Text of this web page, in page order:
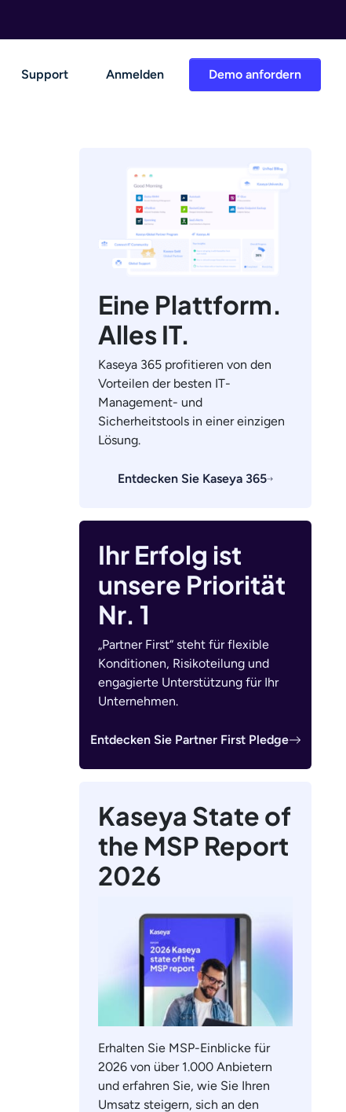
Demo anfordern
Support Anmelden
Eine Plattform.
Alles IT.
Kaseya 365 profitieren von den
Vorteilen der besten IT-
Management- und
Sicherheitstools in einer einzigen
Lösung.
Entdecken Sie Kaseya 365
Ihr Erfolg ist
unsere Priorität
Nr. 1
„Partner First“ steht für flexible
Konditionen, Risikoteilung und
engagierte Unterstützung für Ihr
Unternehmen.
Entdecken Sie Partner First Pledge
Kaseya State of
the MSP Report
2026
Erhalten Sie MSP-Einblicke für
2026 von über 1.000 Anbietern
und erfahren Sie, wie Sie Ihren
Umsatz steigern, sich an den